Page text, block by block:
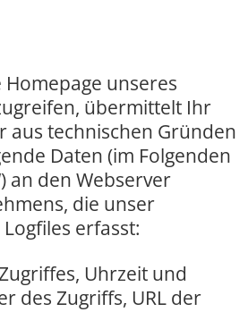
Homepage unseres
übermittelt Ihr
aus technischen Gründen
Daten (im Folgenden
an den Webserver
die unser
erfasst:
Uhrzeit und
des Zugriffs, URL der